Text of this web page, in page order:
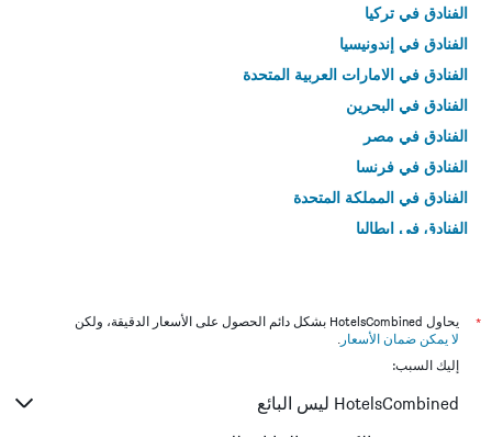
الفنادق في تركيا
الفنادق في إندونيسيا
الفنادق في الامارات العربية المتحدة
الفنادق في البحرين
الفنادق في مصر
الفنادق في فرنسا
الفنادق في المملكة المتحدة
الفنادق في إيطاليا
*
يحاول HotelsCombined بشكل دائم الحصول على الأسعار الدقيقة، ولكن
لا يمكن ضمان الأسعار .
إليك السبب:
HotelsCombined ليس البائع